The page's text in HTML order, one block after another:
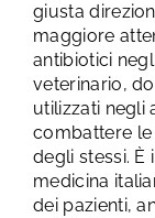
giusta
maggiore
antibiotici
veterinario,
utilizzati negli
combattere
degli stessi. È
medicina
dei pazienti,